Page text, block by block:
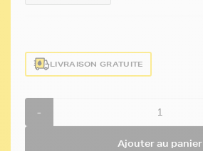
LIVRAISON GRATUITE
-
Ajouter au panier